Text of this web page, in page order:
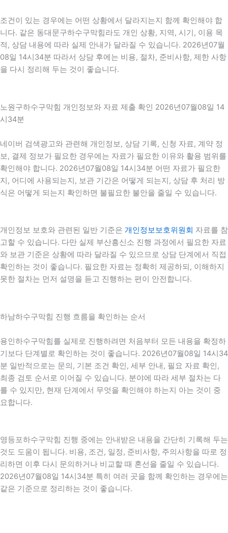
조건이 있는 경우에는 어떤 상황에서 달라지는지 함께 확인해야 합
니다. 같은 동대문구하수구막힘라도 개인 상황, 지역, 시기, 이용 목
적, 상담 내용에 따라 실제 안내가 달라질 수 있습니다. 2026년07월
08일 14시34분 따라서 상담 후에는 비용, 절차, 준비사항, 제한 사항
을 다시 정리해 두는 것이 좋습니다.
노원구하수구막힘 개인정보와 자료 제출 확인 2026년07월08일 14
시34분
네이버 검색광고와 관련해 개인정보, 상담 기록, 신청 자료, 계약 정
보, 결제 정보가 필요한 경우에는 자료가 필요한 이유와 활용 범위를
확인해야 합니다. 2026년07월08일 14시34분 어떤 자료가 필요한
지, 어디에 사용되는지, 보관 기간은 어떻게 되는지, 상담 후 처리 방
식은 어떻게 되는지 확인하면 불필요한 불안을 줄일 수 있습니다.
개인정보 보호와 관련된 일반 기준은 개인정보보호위원회 자료를 참
고할 수 있습니다. 다만 실제 부산흥신소 진행 과정에서 필요한 자료
와 보관 기준은 상황에 따라 달라질 수 있으므로 상담 단계에서 직접
확인하는 것이 좋습니다. 필요한 자료는 정확히 제공하되, 이해하지
못한 절차는 먼저 설명을 듣고 진행하는 편이 안전합니다.
하남하수구막힘 진행 흐름을 확인하는 순서
용인하수구막힘를 실제로 진행하려면 처음부터 모든 내용을 확정하
기보다 단계별로 확인하는 것이 좋습니다. 2026년07월08일 14시34
분 일반적으로는 문의, 기본 조건 확인, 세부 안내, 필요 자료 확인,
최종 검토 순서로 이어질 수 있습니다. 분야에 따라 세부 절차는 다
를 수 있지만, 현재 단계에서 무엇을 확인해야 하는지 아는 것이 중
요합니다.
영등포하수구막힘 진행 중에는 안내받은 내용을 간단히 기록해 두는
것도 도움이 됩니다. 비용, 조건, 일정, 준비사항, 주의사항을 따로 정
리하면 이후 다시 문의하거나 비교할 때 혼선을 줄일 수 있습니다.
2026년07월08일 14시34분 특히 여러 곳을 함께 확인하는 경우에는
같은 기준으로 정리하는 것이 좋습니다.